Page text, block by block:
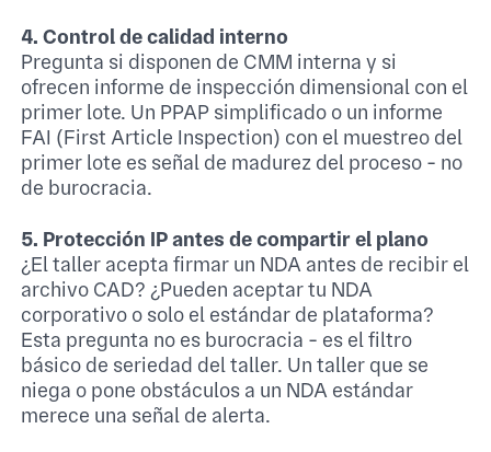
4. Control de calidad interno
Pregunta si disponen de CMM interna y si
ofrecen informe de inspección dimensional con el
primer lote. Un PPAP simplificado o un informe
FAI (First Article Inspection) con el muestreo del
primer lote es señal de madurez del proceso - no
de burocracia.
5. Protección IP antes de compartir el plano
¿El taller acepta firmar un NDA antes de recibir el
archivo CAD? ¿Pueden aceptar tu NDA
corporativo o solo el estándar de plataforma?
Esta pregunta no es burocracia - es el filtro
básico de seriedad del taller. Un taller que se
niega o pone obstáculos a un NDA estándar
merece una señal de alerta.